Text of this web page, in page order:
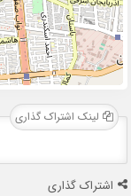
لینک اشتراک گذاری
اشتراک گذاری